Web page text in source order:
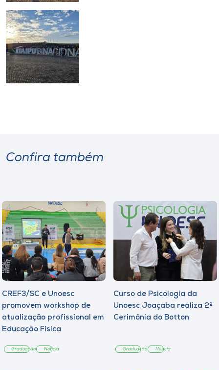
Confira também
CREF3/SC e Unoesc
promovem workshop de
atualização profissional em
Educação Física
Graduação Notícia
Curso de Psicologia da
Unoesc Joaçaba realiza 2ª
Cerimônia do Botton
Graduação Notícia